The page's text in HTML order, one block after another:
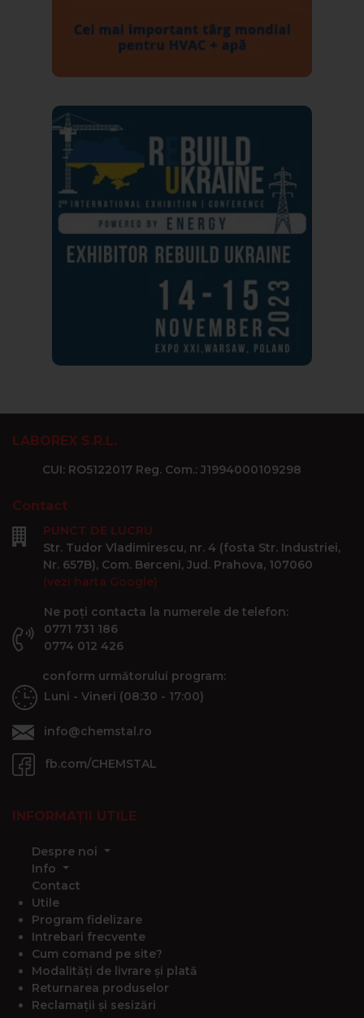
LABOREX S.R.L.
CUI: RO5122017 Reg. Com.: J1994000109298
Contact
PUNCT DE LUCRU
Str. Tudor Vladimirescu, nr. 4 (fosta Str. Industriei,
Nr. 657B), Com. Berceni, Jud. Prahova, 107060
(vezi harta Google)
Ne poți contacta la numerele de telefon:
0771 731 186
0774 012 426
conform următorului program:
Luni - Vineri (08:30 - 17:00)
info@chemstal.ro
fb.com/CHEMSTAL
INFORMAȚII UTILE
Despre noi
Info
Contact
Utile
Program fidelizare
Intrebari frecvente
Cum comand pe site?
Modalități de livrare și plată
Returnarea produselor
Reclamații și sesizări